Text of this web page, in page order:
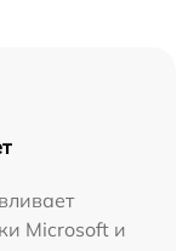
Microsoft и